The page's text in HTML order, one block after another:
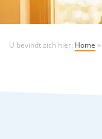
U bevindt zich hier: Home »